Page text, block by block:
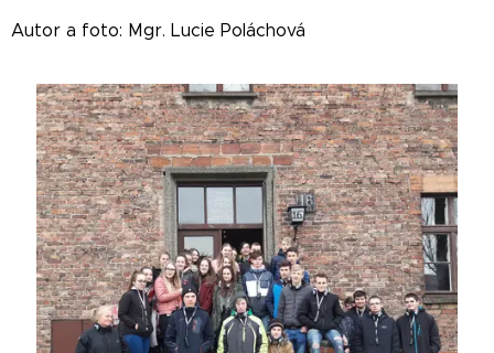
Autor a foto: Mgr. Lucie Poláchová